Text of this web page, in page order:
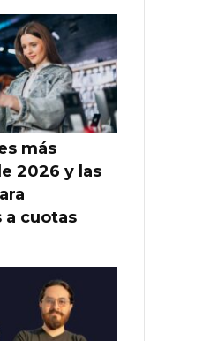
más
2026 y las
a cuotas